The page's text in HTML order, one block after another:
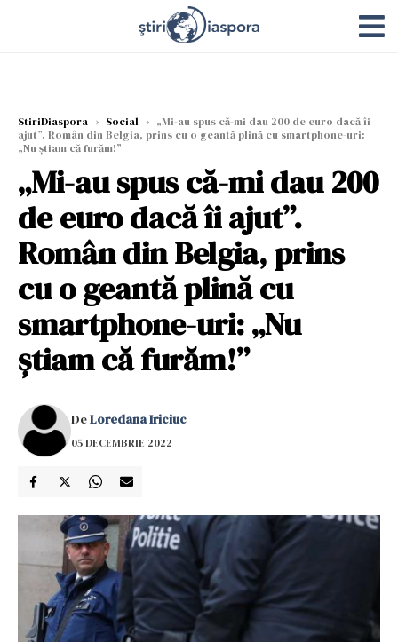
StiriDiaspora › Social › „Mi-au spus că-mi dau 200 de euro dacă îi
ajut”. Român din Belgia, prins cu o geantă plină cu smartphone-uri:
„Nu știam că furăm!”
„Mi-au spus că-mi dau 200
de euro dacă îi ajut”.
Român din Belgia, prins
cu o geantă plină cu
smartphone-uri: „Nu
știam că furăm!”
DeLoredana Iriciuc
05 DECEMBRIE 2022